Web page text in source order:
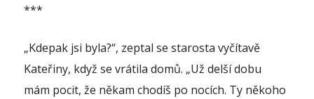
***
„Kdepak jsi byla?“, zeptal se starosta vyčítavě
Kateřiny, když se vrátila domů. „Už delší dobu
mám pocit, že někam chodíš po nocích. Ty někoho